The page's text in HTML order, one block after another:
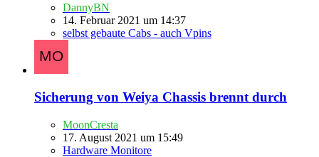
DannyBN
14. Februar 2021 um 14:37
selbst gebaute Cabs - auch Vpins
Sicherung von Weiya Chassis brennt durch
MoonCresta
17. August 2021 um 15:49
Hardware Monitore